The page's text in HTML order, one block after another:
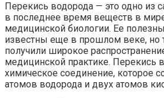
Перекись водорода — это одно из
в последнее время веществ в
медицинской биологии. Ее
известны еще в прошлом веке, но
получили широкое
медицинской практике. Перекись
химическое соединение, которое
атомов водорода и двух атомов